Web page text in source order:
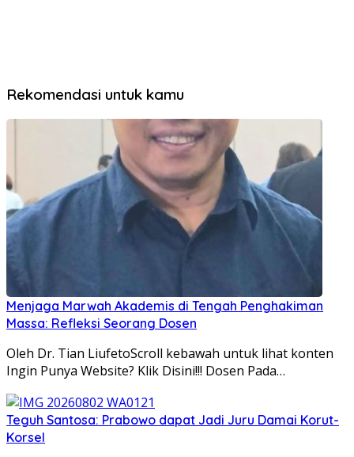
Rekomendasi untuk kamu
Menjaga Marwah Akademis di Tengah Penghakiman
Massa: Refleksi Seorang Dosen
Oleh Dr. Tian LiufetoScroll kebawah untuk lihat konten
Ingin Punya Website? Klik Disini!!! Dosen Pada…
Teguh Santosa: Prabowo dapat Jadi Juru Damai Korut-
Korsel